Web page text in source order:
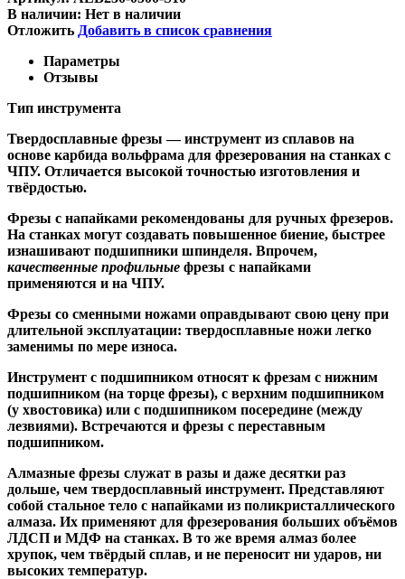
В наличии: Нет в наличии
Отложить Добавить в список сравнения
Параметры
Отзывы
Тип инструмента
Твердосплавные фрезы — инструмент из сплавов на
основе карбида вольфрама для фрезерования на станках с
ЧПУ. Отличается высокой точностью изготовления и
твёрдостью.
Фрезы с напайками рекомендованы для ручных фрезеров.
На станках могут создавать повышенное биение, быстрее
изнашивают подшипники шпинделя. Впрочем,
качественные профильные фрезы с напайками
применяются и на ЧПУ.
Фрезы со сменными ножами оправдывают свою цену при
длительной эксплуатации: твердосплавные ножи легко
заменимы по мере износа.
Инструмент с подшипником относят к фрезам с нижним
подшипником (на торце фрезы), с верхним подшипником
(у хвостовика) или с подшипником посередине (между
лезвиями). Встречаются и фрезы с переставным
подшипником.
Алмазные фрезы служат в разы и даже десятки раз
дольше, чем твердосплавный инструмент. Представляют
собой стальное тело с напайками из поликристаллического
алмаза. Их применяют для фрезерования больших объёмов
ЛДСП и МДФ на станках. В то же время алмаз более
хрупок, чем твёрдый сплав, и не переносит ни ударов, ни
высоких температур.